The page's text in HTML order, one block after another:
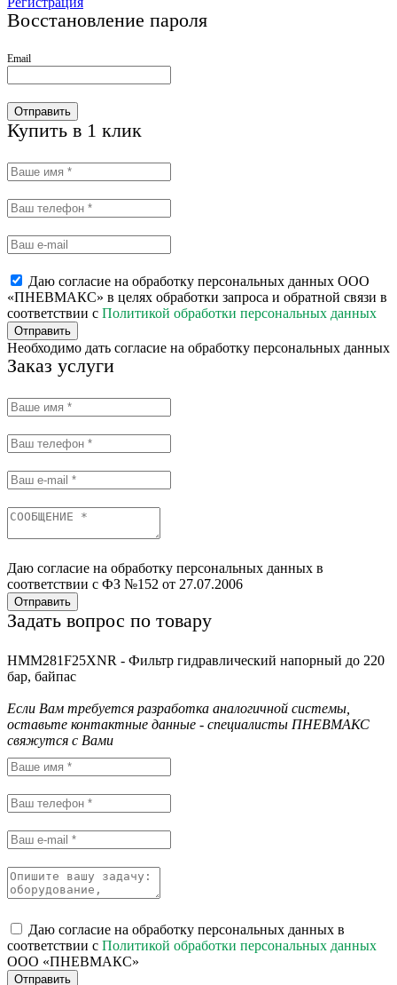
Восстановление пароля
Email
Отправить
Купить в 1 клик
Даю согласие на обработку персональных данных ООО
«ПНЕВМАКС» в целях обработки запроса и обратной связи в
соответствии с Политикой обработки персональных данных
Отправить
Необходимо дать согласие на обработку персональных данных
Заказ услуги
Даю согласие на обработку персональных данных в
соответствии с ФЗ №152 от 27.07.2006
Отправить
Задать вопрос по товару
HMM281F25XNR - Фильтр гидравлический напорный до 220
бар, байпас
Если Вам требуется разработка аналогичной системы,
оставьте контактные данные - специалисты ПНЕВМАКС
свяжутся с Вами
Даю согласие на обработку персональных данных в
соответствии с Политикой обработки персональных данных
ООО «ПНЕВМАКС»
Отправить